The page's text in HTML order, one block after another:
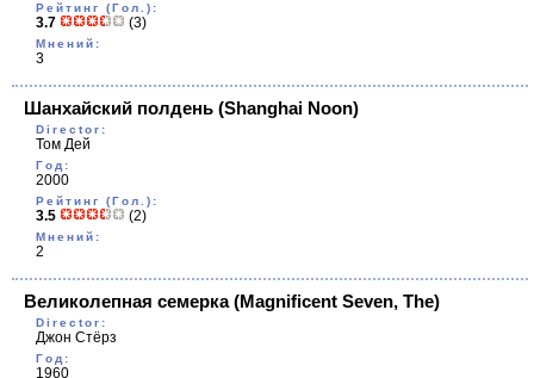
Рейтинг (Гол.):
3.7 (3)
Мнений:
3
Шанхайский полдень (Shanghai Noon)
Director:
Том Дей
Год:
2000
Рейтинг (Гол.):
3.5 (2)
Мнений:
2
Великолепная семерка(Magnificent Seven, The)
Director:
Джон Стёрз
Год:
1960